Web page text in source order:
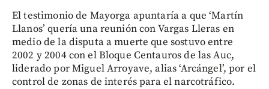
El testimonio de Mayorga apuntaría a que ‘Martín
Llanos’ quería una reunión con Vargas Lleras en
medio de la disputa a muerte que sostuvo entre
2002 y 2004 con el Bloque Centauros de las Auc,
liderado por Miguel Arroyave, alias ‘Arcángel’, por el
control de zonas de interés para el narcotráfico.